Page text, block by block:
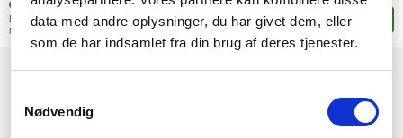
data med andre oplysninger, du har givet dem, eller
som de har indsamlet fra din brug af deres tjenester.
Nødvendig
+5 stk. i fjärrlagring
Leveranstid: 4-9 arbetsdagar
Mer leveransinformation
Lägg i korgen